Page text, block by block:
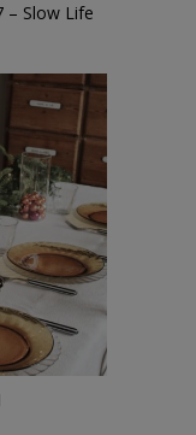
– Slow Life